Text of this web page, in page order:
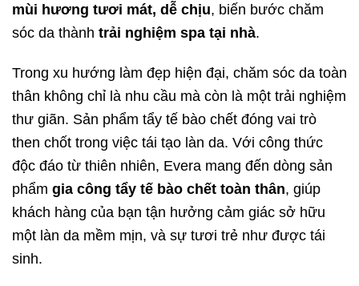
mùi hương tươi mát, dễ chịu, biến bước chăm
sóc da thành trải nghiệm spa tại nhà.
Trong xu hướng làm đẹp hiện đại, chăm sóc da toàn
thân không chỉ là nhu cầu mà còn là một trải nghiệm
thư giãn. Sản phẩm tẩy tế bào chết đóng vai trò
then chốt trong việc tái tạo làn da. Với công thức
độc đáo từ thiên nhiên, Evera mang đến dòng sản
phẩm gia công tẩy tế bào chết toàn thân, giúp
khách hàng của bạn tận hưởng cảm giác sở hữu
một làn da mềm mịn, và sự tươi trẻ như được tái
sinh.